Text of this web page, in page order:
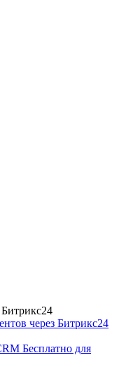
через Битрикс24
Бесплатно для